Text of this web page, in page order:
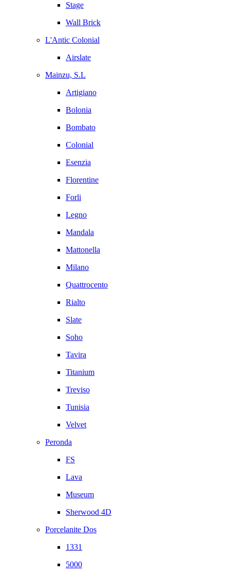
Stage
Wall Brick
L'Antic Colonial
Airslate
Mainzu, S.L
Artigiano
Bolonia
Bombato
Colonial
Esenzia
Florentine
Forli
Legno
Mandala
Mattonella
Milano
Quattrocento
Rialto
Slate
Soho
Tavira
Titanium
Treviso
Tunisia
Velvet
Peronda
FS
Lava
Museum
Sherwood 4D
Porcelanite Dos
1331
5000